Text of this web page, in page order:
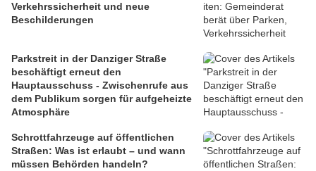
Verkehrssicherheit und neue
Beschilderungen
Parkstreit in der Danziger Straße
beschäftigt erneut den
Hauptausschuss - Zwischenrufe aus
dem Publikum sorgen für aufgeheizte
Atmosphäre
Schrottfahrzeuge auf öffentlichen
Straßen: Was ist erlaubt – und wann
müssen Behörden handeln?